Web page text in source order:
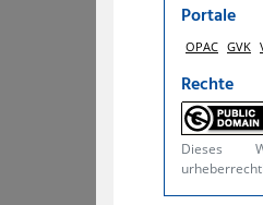
Portale
OPAC GVK
Rechte
Dieses